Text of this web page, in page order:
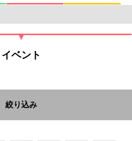
イベント
絞り込み